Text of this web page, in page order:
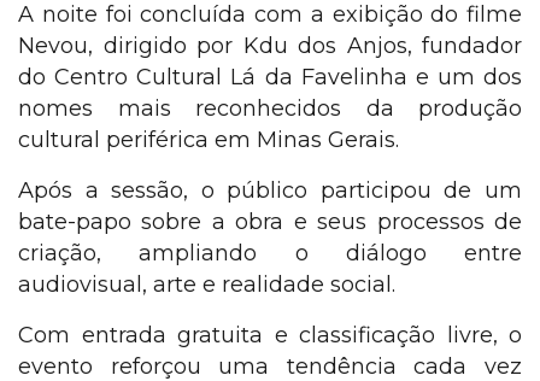
A noite foi concluída com a exibição do filme
Nevou, dirigido por Kdu dos Anjos, fundador
do Centro Cultural Lá da Favelinha e um dos
nomes mais reconhecidos da produção
cultural periférica em Minas Gerais.
Após a sessão, o público participou de um
bate-papo sobre a obra e seus processos de
criação, ampliando o diálogo entre
audiovisual, arte e realidade social.
Com entrada gratuita e classificação livre, o
evento reforçou uma tendência cada vez